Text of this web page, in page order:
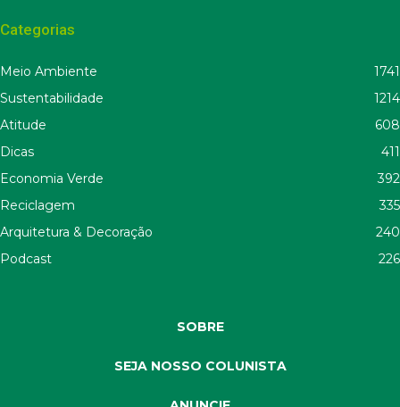
Categorias
Meio Ambiente
1741
Sustentabilidade
1214
Atitude
608
Dicas
411
Economia Verde
392
Reciclagem
335
Arquitetura & Decoração
240
Podcast
226
SOBRE
SEJA NOSSO COLUNISTA